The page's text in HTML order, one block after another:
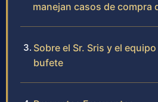
manejan casos de compra
Sobre el Sr. Sris y el
bufete